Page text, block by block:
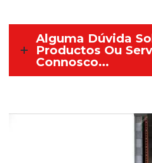
Alguma Dúvida
Productos Ou
Connosco...